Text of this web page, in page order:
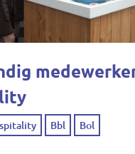
Bbl Bol